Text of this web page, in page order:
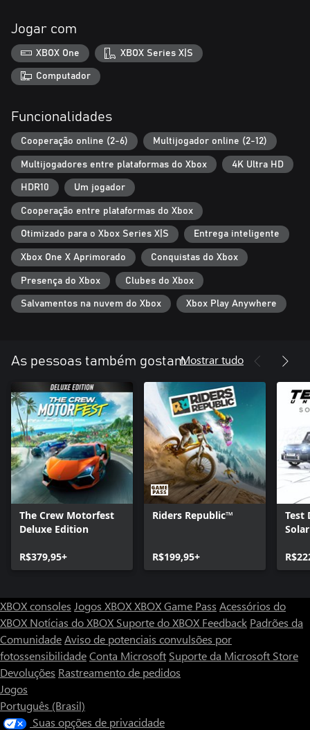
Donos do Xbox Series S: desfrutem da mesma experiência de
jogabilidade do Forza Horizon 4, agora com menores tempos de
carregamento, 60fps e gráficos da próxima geração em alta
definição!
Jogar com
XBOX One XBOX Series X|S
Computador
Funcionalidades
Cooperação online (2-6) Multijogador online (2-12)
Multijogadores entre plataformas do Xbox 4K Ultra HD
HDR10 Um jogador
Cooperação entre plataformas do Xbox
Otimizado para o Xbox Series X|S Entrega inteligente
Xbox One X Aprimorado Conquistas do Xbox
Presença do Xbox Clubes do Xbox
Salvamentos na nuvem do Xbox Xbox Play Anywhere
As pessoas também gostamMostrar tudo
The Crew Motorfest
Deluxe Edition
R$379,95+
Riders Republic™
R$199,95+
Test
XBOX consoles Jogos XBOXXBOX Game Pass Acessórios do
XBOX Notícias do XBOX Suporte do XBOX Feedback Padrões da
ComunidadeAviso de potenciais convulsões por
fotossensibilidadeConta Microsoft Suporte da Microsoft Store
Devoluções Rastreamento de pedidos
Jogos
Português (Brasil)
Suas opções de privacidade